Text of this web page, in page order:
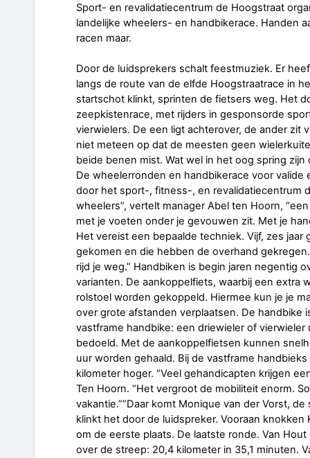
Sport- en revalidatiecentrum de Hoogstraat
landelijke wheelers- en handbikerace. Handen
racen maar.
Door de luidsprekers schalt feestmuziek. Er
langs de route van de elfde Hoogstraatrace in
startschot klinkt, sprinten de fietsers weg. Het
zeepkistenrace, met rijders in gesponsorde
vierwielers. De een ligt achterover, de ander zit
niet meteen op dat de meesten geen
beide benen mist. Wat wel in het oog spring
De wheelerronden en handbikerace voor
door het sport-, fitness-, en revalidatiecentrum
wheelers”, vertelt manager Abel ten Hoorn,
met je voeten onder je gevouwen zit. Met je
Het vereist een bepaalde techniek. Vijf, zes jaar
gekomen en die hebben de overhand
rijd je weg.” Handbiken is begin jaren negentig
varianten. De aankoppelfiets, waarbij een extra
rolstoel worden gekoppeld. Hiermee kun je je
over grote afstanden verplaatsen. De handbike
vastframe handbike: een driewieler of
bedoeld. Met de aankoppelfietsen kunnen
uur worden gehaald. Bij de vastframe
kilometer hoger. “Veel gehandicapten krijgen
Ten Hoorn. “Het vergroot de mobiliteit enorm.
vakantie.””Daar komt Monique van der Vorst,
klinkt het door de luidspreker. Vooraan
om de eerste plaats. De laatste ronde. Van
over de streep: 20,4 kilometer in 35,1 minuten.